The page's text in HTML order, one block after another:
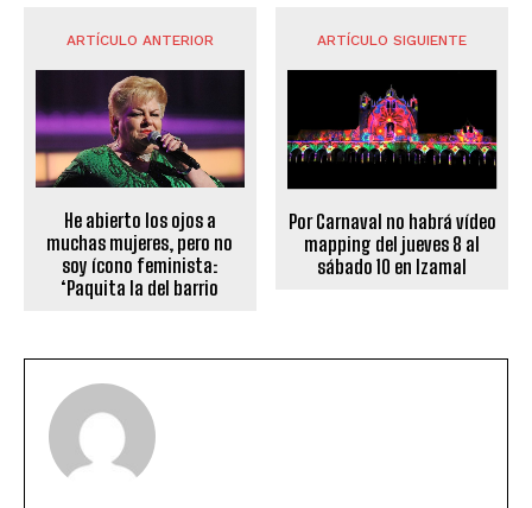
ARTÍCULO ANTERIOR
He abierto los ojos a
muchas mujeres, pero no
soy ícono feminista:
‘Paquita la del barrio
ARTÍCULO SIGUIENTE
Por Carnaval no habrá vídeo
mapping del jueves 8 al
sábado 10 en Izamal